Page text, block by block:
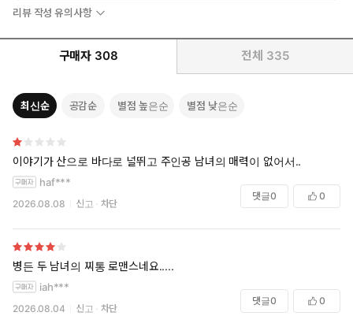
리뷰 작성 유의사항
구매자 308 전체 335
최신순 공감순 별점 높은순 별점 낮은순
이야기가 산으로 바다로 널뛰고 주인공 남녀의 매력이 없어서..
haf***
2026.08.08 신고 차단
댓글0 0
병든 두 남녀의 찌통 로맨스네요.....
iah***
2026.08.04 신고 차단
댓글0 0